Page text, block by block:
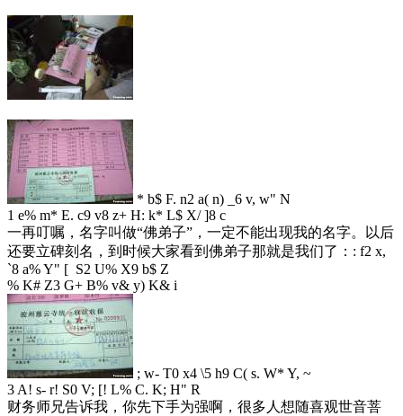
* b$ F. n2 a( n) _6 v, w" N
1 e% m* E. c9 v8 z+ H: k* L$ X/ ]8 c
一再叮嘱，名字叫做“佛弟子”，一定不能出现我的名字。以后
还要立碑刻名，到时候大家看到佛弟子那就是我们了： : f2 x,
`8 a% Y" [ S2 U% X9 b$ Z
% K# Z3 G+ B% v& y) K& i
; w- T0 x4 \5 h9 C( s. W* Y, ~
3 A! s- r! S0 V; [! L% C. K; H" R
财务师兄告诉我，你先下手为强啊，很多人想随喜观世音菩